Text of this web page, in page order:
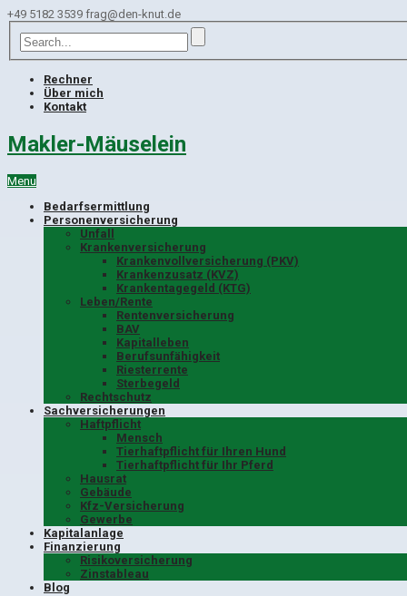
+49 5182 3539 frag@den-knut.de
Rechner
Über mich
Kontakt
Makler-Mäuselein
Menu
Bedarfsermittlung
Personenversicherung
Unfall
Krankenversicherung
Krankenvollversicherung (PKV)
Krankenzusatz (KVZ)
Krankentagegeld (KTG)
Leben/Rente
Rentenversicherung
BAV
Kapitalleben
Berufsunfähigkeit
Riesterrente
Sterbegeld
Rechtschutz
Sachversicherungen
Haftpflicht
Mensch
Tierhaftpflicht für Ihren Hund
Tierhaftpflicht für Ihr Pferd
Hausrat
Gebäude
Kfz-Versicherung
Gewerbe
Kapitalanlage
Finanzierung
Risikoversicherung
Zinstableau
Blog